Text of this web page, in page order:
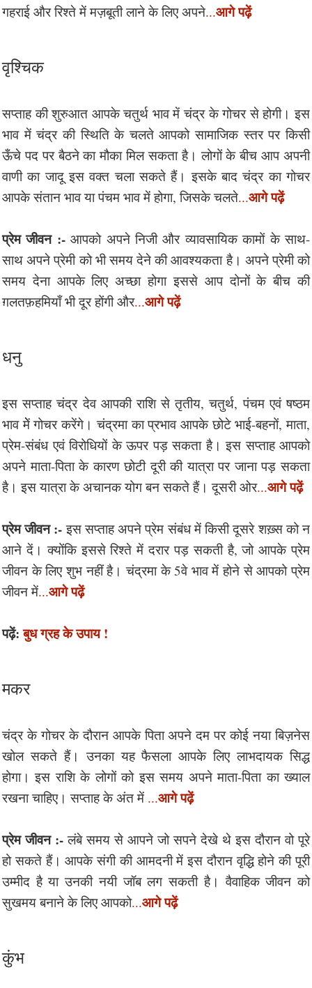
गहराई और रिश्ते में मज़बूती लाने के लिए अपने...आगे पढ़ें
वृश्चिक
सप्ताह की शुरुआत आपके चतुर्थ भाव में चंद्र के गोचर से होगी। इस
भाव में चंद्र की स्थिति के चलते आपको सामाजिक स्तर पर किसी
ऊँचे पद पर बैठने का मौका मिल सकता है। लोगों के बीच आप अपनी
वाणी का जादू इस वक्त चला सकते हैं। इसके बाद चंद्र का गोचर
आपके संतान भाव या पंचम भाव में होगा, जिसके चलते...आगे पढ़ें
प्रेम जीवन :-आपको अपने निजी और व्यावसायिक कामों के साथ-
साथ अपने प्रेमी को भी समय देने की आवश्यकता है। अपने प्रेमी को
समय देना आपके लिए अच्छा होगा इससे आप दोनों के बीच की
ग़लतफ़हमियाँ भी दूर होंगी और...आगे पढ़ें
धनु
इस सप्ताह चंद्र देव आपकी राशि से तृतीय, चतुर्थ, पंचम एवं षष्ठम
भाव मेें गोचर करेंगे। चंद्रमा का प्रभाव आपके छोटे भाई-बहनों, माता,
प्रेम-संबंध एवं विरोधियों के ऊपर पड़ सकता है। इस सप्ताह आपको
अपने माता-पिता के कारण छोटी दूरी की यात्रा पर जाना पड़ सकता
है। इस यात्रा के अचानक योग बन सकते हैं। दूसरी ओर...आगे पढ़ें
प्रेम जीवन :- इस सप्ताह अपने प्रेम संबंध में किसी दूसरे शख़्स को न
आने दें। क्योंकि इससे रिश्ते में दरार पड़ सकती है, जो आपके प्रेम
जीवन के लिए शुभ नहीं है। चंद्रमा के 5वे भाव में होने से आपको प्रेम
जीवन में...आगे पढ़ें
पढ़ें:बुध ग्रह के उपाय !
मकर
चंद्र के गोचर के दौरान आपके पिता अपने दम पर कोई नया बिज़नेस
खोल सकते हैं। उनका यह फैसला आपके लिए लाभदायक सिद्ध
होगा। इस राशि के लोगों को इस समय अपने माता-पिता का ख्याल
रखना चाहिए। सप्ताह के अंत में ...आगे पढ़ें
प्रेम जीवन :-लंबे समय से आपने जो सपने देखे थे इस दौरान वो पूरे
हो सकते हैं। आपके संगी की आमदनी में इस दौरान वृद्धि होने की पूरी
उम्मीद है या उनकी नयी जॉब लग सकती है। वैवाहिक जीवन को
सुखमय बनाने के लिए आपको...आगे पढ़ें
कुंभ